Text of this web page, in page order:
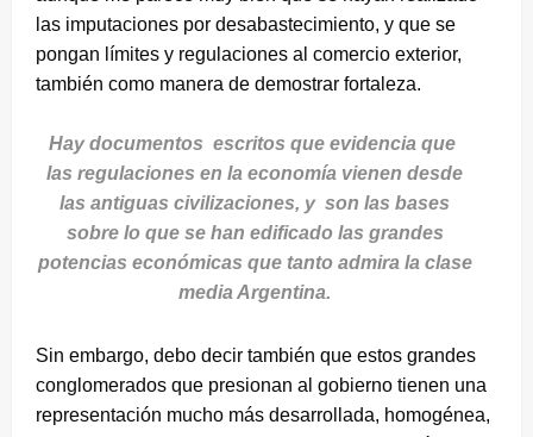
las imputaciones por desabastecimiento, y que se
pongan límites y regulaciones al comercio exterior,
también como manera de demostrar fortaleza.
Hay documentos escritos que evidencia que
las regulaciones en la economía vienen desde
las antiguas civilizaciones, y son las bases
sobre lo que se han edificado las grandes
potencias económicas que tanto admira la clase
media Argentina.
Sin embargo, debo decir también que estos grandes
conglomerados que presionan al gobierno tienen una
representación mucho más desarrollada, homogénea,